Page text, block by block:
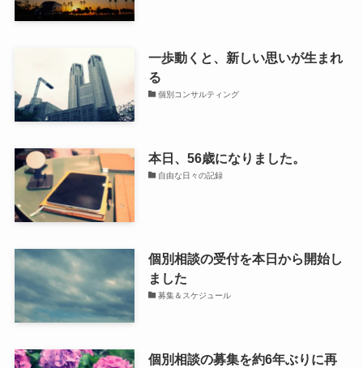
一歩動くと、新しい思いが生まれ
る
個別コンサルティング
本日、56歳になりました。
自由な日々の記録
個別相談の受付を本日から開始し
ました
募集＆スケジュール
個別相談の募集を約6年ぶりに再